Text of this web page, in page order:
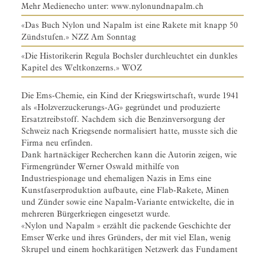
Mehr Medienecho unter: www.nylonundnapalm.ch
«Das Buch Nylon und Napalm ist eine Rakete mit knapp 50
Zündstufen.» NZZ Am Sonntag
«Die Historikerin Regula Bochsler durchleuchtet ein dunkles
Kapitel des Weltkonzerns.» WOZ
Die Ems-Chemie, ein Kind der Kriegswirtschaft, wurde 1941
als «Holzverzuckerungs-AG» gegründet und produzierte
Ersatztreibstoff. Nachdem sich die Benzinversorgung der
Schweiz nach Kriegsende normalisiert hatte, musste sich die
Firma neu erfinden.
Dank hartnäckiger Recherchen kann die Autorin zeigen, wie
Firmengründer Werner Oswald mithilfe von
Industriespionage und ehemaligen Nazis in Ems eine
Kunstfaserproduktion aufbaute, eine Flab-Rakete, Minen
und Zünder sowie eine Napalm-Variante entwickelte, die in
mehreren Bürgerkriegen eingesetzt wurde.
«Nylon und Napalm » erzählt die packende Geschichte der
Emser Werke und ihres Gründers, der mit viel Elan, wenig
Skrupel und einem hochkarätigen Netzwerk das Fundament